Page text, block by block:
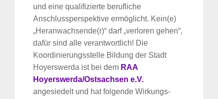
und eine qualifizierte berufliche
Anschlussperspektive ermöglicht. Kein(e)
„Heranwachsende(r)“ darf „verloren gehen“,
dafür sind alle verantwortlich! Die
Koordinierungsstelle Bildung der Stadt
Hoyerswerda ist bei dem RAA
Hoyerswerda/Ostsachsen e.V.
angesiedelt und hat folgende Wirkungs-